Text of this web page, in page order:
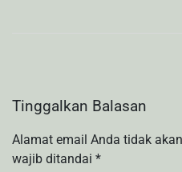
Tinggalkan Balasan
Alamat email Anda tidak
wajib ditandai *